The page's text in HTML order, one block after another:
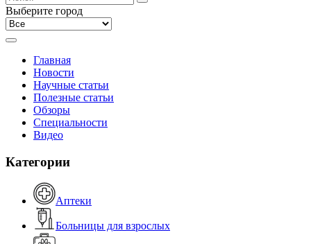
Выберите город
Главная
Новости
Научные статьи
Полезные статьи
Обзоры
Специальности
Видео
Категории
Аптеки
Больницы для взрослых